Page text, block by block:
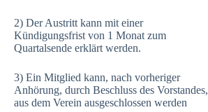
2) Der Austritt kann mit einer
Kündigungsfrist von 1 Monat zum
Quartalsende erklärt werden.
3) Ein Mitglied kann, nach vorheriger
Anhörung, durch Beschluss des Vorstandes,
aus dem Verein ausgeschlossen werden